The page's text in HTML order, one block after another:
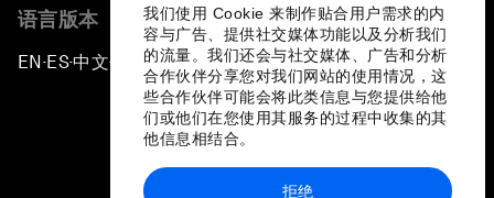
我们使用 Cookie 来制作贴合用户需求的内
容与广告、提供社交媒体功能以及分析我们
的流量。我们还会与社交媒体、广告和分析
合作伙伴分享您对我们网站的使用情况，这
些合作伙伴可能会将此类信息与您提供给他
们或他们在您使用其服务的过程中收集的其
他信息相结合。
拒绝
语言版本
EN ▪ ES▪中文▪ 日本語